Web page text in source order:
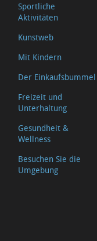
Sportliche
Aktivitäten
Kunstweb
Mit Kindern
Der Einkaufsbummel
Freizeit und
Unterhaltung
Gesundheit &
Wellness
Besuchen Sie die
Umgebung